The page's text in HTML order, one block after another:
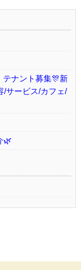
テナント募集🎊新
/サービス/カフェ/
🌿